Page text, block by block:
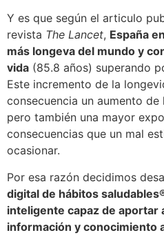
Y es que según el articulo
revista The Lancet, España
más longeva del mundo y
vida (85.8 años) superando
Este incremento de la
consecuencia un aumento
pero también una mayor
consecuencias que un mal
ocasionar.
Por esa razón decidimos
digital de hábitos
inteligente capaz de aportar
información y conocimiento